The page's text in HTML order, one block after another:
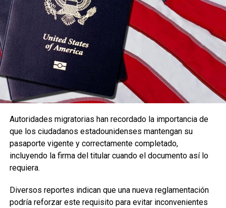
espirituales y cómo estas contribuyen a una vida
verdaderamente feliz.
Sábado – Hechos 20:35
Las presentaciones destacan la felicidad que produce dar
a los demás y poner en práctica los principios bíblicos
relacionados con la generosidad.
Domingo – Mateo 13:16
enseñanzas divinas y los beneficios que estas aportan a
la vida de quienes las aplican.
Durante los tres días, los asistentes podrán disfrutar de
discursos basados en la Biblia, entrevistas, videos cortos
la vida diaria.
Autoridades migratorias han recordado la importancia de
que los ciudadanos estadounidenses mantengan su
pasaporte vigente y correctamente completado,
incluyendo la firma del titular cuando el documento así lo
requiera.
Diversos reportes indican que una nueva reglamentación
podría reforzar este requisito para evitar inconvenientes